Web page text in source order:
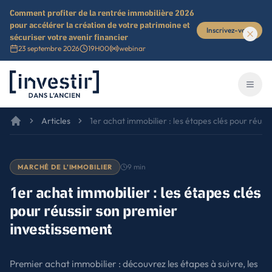
Comment profiter de la rentrée immobilière 2026
pour accélérer la création de votre patrimoine et
sécuriser votre avenir financier
23 septembre 2026 19H00 webinar
Inscrivez-vous
Investir dans l'ancien
Articles 1er achat immobilier : les étapes clés pour
MARCHÉ DE L'IMMOBILIER 9 min
1er achat immobilier : les étapes clés
pour réussir son premier
investissement
Premier achat immobilier : découvrez les étapes à suivre, les
1 Pourquoi acheter un bien immobilier ?
Un moyen de se constituer un patrimoine
Une protection face à l’inflation
L’investissement locatif comme 1er achat : bonne ou mauvaise idée ?